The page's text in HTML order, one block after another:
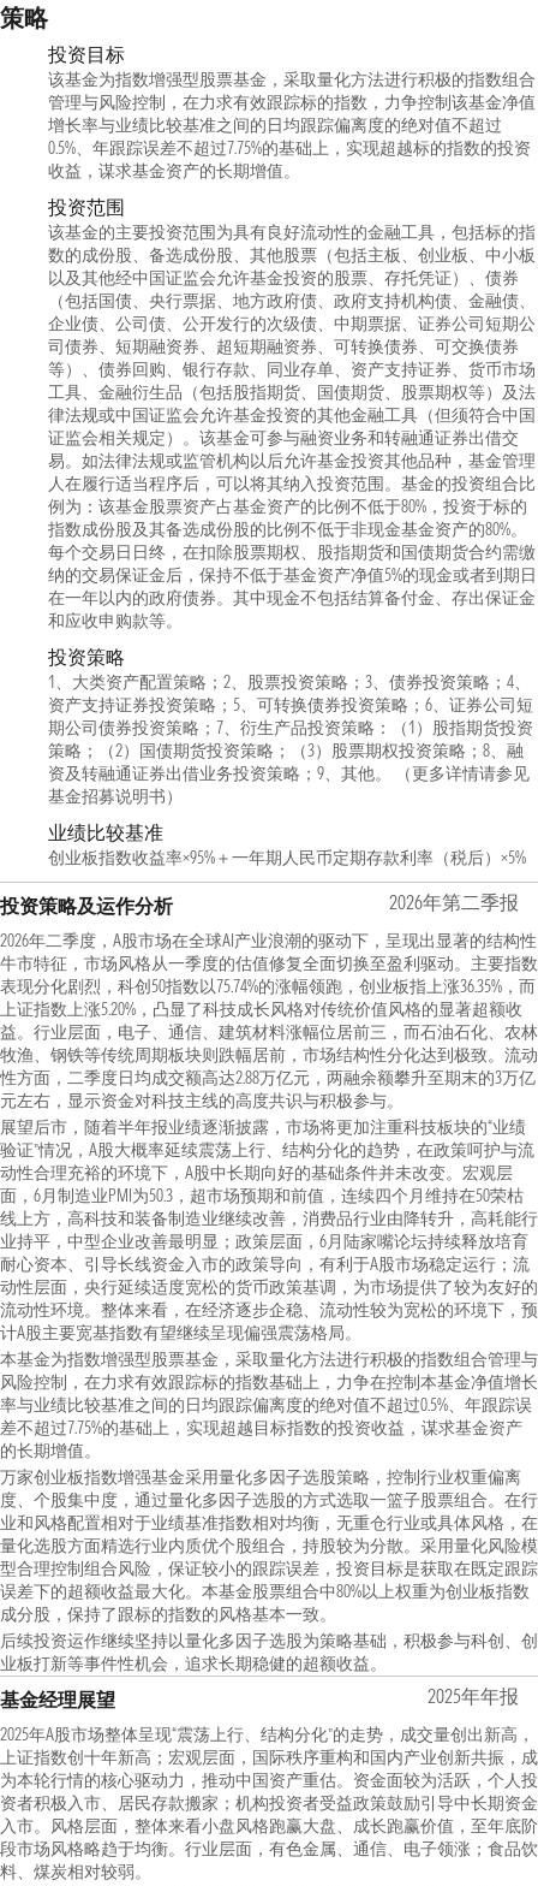
策略
投资目标
该基金为指数增强型股票基金，采取量化方法进行积极的指数组合
管理与风险控制，在力求有效跟踪标的指数，力争控制该基金净值
增长率与业绩比较基准之间的日均跟踪偏离度的绝对值不超过
0.5%、年跟踪误差不超过7.75%的基础上，实现超越标的指数的投资
收益，谋求基金资产的长期增值。
投资范围
该基金的主要投资范围为具有良好流动性的金融工具，包括标的指
数的成份股、备选成份股、其他股票（包括主板、创业板、中小板
以及其他经中国证监会允许基金投资的股票、存托凭证）、债券
（包括国债、央行票据、地方政府债、政府支持机构债、金融债、
企业债、公司债、公开发行的次级债、中期票据、证券公司短期公
司债券、短期融资券、超短期融资券、可转换债券、可交换债券
等）、债券回购、银行存款、同业存单、资产支持证券、货币市场
工具、金融衍生品（包括股指期货、国债期货、股票期权等）及法
律法规或中国证监会允许基金投资的其他金融工具（但须符合中国
证监会相关规定）。该基金可参与融资业务和转融通证券出借交
易。如法律法规或监管机构以后允许基金投资其他品种，基金管理
人在履行适当程序后，可以将其纳入投资范围。基金的投资组合比
例为：该基金股票资产占基金资产的比例不低于80%，投资于标的
指数成份股及其备选成份股的比例不低于非现金基金资产的80%。
每个交易日日终，在扣除股票期权、股指期货和国债期货合约需缴
纳的交易保证金后，保持不低于基金资产净值5%的现金或者到期日
在一年以内的政府债券。其中现金不包括结算备付金、存出保证金
和应收申购款等。
投资策略
1、大类资产配置策略；2、股票投资策略；3、债券投资策略；4、
资产支持证券投资策略；5、可转换债券投资策略；6、证券公司短
期公司债券投资策略；7、衍生产品投资策略：（1）股指期货投资
策略；（2）国债期货投资策略；（3）股票期权投资策略；8、融
资及转融通证券出借业务投资策略；9、其他。 （更多详情请参见
基金招募说明书）
业绩比较基准
创业板指数收益率×95%＋一年期人民币定期存款利率（税后）×5%
投资策略及运作分析 2026年第二季报
2026年二季度，A股市场在全球AI产业浪潮的驱动下，呈现出显著的结构性
牛市特征，市场风格从一季度的估值修复全面切换至盈利驱动。主要指数
表现分化剧烈，科创50指数以75.74%的涨幅领跑，创业板指上涨36.35%，而
上证指数上涨5.20%，凸显了科技成长风格对传统价值风格的显著超额收
益。行业层面，电子、通信、建筑材料涨幅位居前三，而石油石化、农林
牧渔、钢铁等传统周期板块则跌幅居前，市场结构性分化达到极致。流动
性方面，二季度日均成交额高达2.88万亿元，两融余额攀升至期末的3万亿
元左右，显示资金对科技主线的高度共识与积极参与。
展望后市，随着半年报业绩逐渐披露，市场将更加注重科技板块的“业绩
验证”情况，A股大概率延续震荡上行、结构分化的趋势，在政策呵护与流
动性合理充裕的环境下，A股中长期向好的基础条件并未改变。宏观层
面，6月制造业PMI为50.3，超市场预期和前值，连续四个月维持在50荣枯
线上方，高科技和装备制造业继续改善，消费品行业由降转升，高耗能行
业持平，中型企业改善最明显；政策层面，6月陆家嘴论坛持续释放培育
耐心资本、引导长线资金入市的政策导向，有利于A股市场稳定运行；流
动性层面，央行延续适度宽松的货币政策基调，为市场提供了较为友好的
流动性环境。整体来看，在经济逐步企稳、流动性较为宽松的环境下，预
计A股主要宽基指数有望继续呈现偏强震荡格局。
本基金为指数增强型股票基金，采取量化方法进行积极的指数组合管理与
风险控制，在力求有效跟踪标的指数基础上，力争在控制本基金净值增长
率与业绩比较基准之间的日均跟踪偏离度的绝对值不超过0.5%、年跟踪误
差不超过7.75%的基础上，实现超越目标指数的投资收益，谋求基金资产
的长期增值。
万家创业板指数增强基金采用量化多因子选股策略，控制行业权重偏离
度、个股集中度，通过量化多因子选股的方式选取一篮子股票组合。在行
业和风格配置相对于业绩基准指数相对均衡，无重仓行业或具体风格，在
量化选股方面精选行业内质优个股组合，持股较为分散。采用量化风险模
型合理控制组合风险，保证较小的跟踪误差，投资目标是获取在既定跟踪
误差下的超额收益最大化。本基金股票组合中80%以上权重为创业板指数
成分股，保持了跟标的指数的风格基本一致。
后续投资运作继续坚持以量化多因子选股为策略基础，积极参与科创、创
业板打新等事件性机会，追求长期稳健的超额收益。
基金经理展望 2025年年报
2025年A股市场整体呈现“震荡上行、结构分化”的走势，成交量创出新高，
上证指数创十年新高；宏观层面，国际秩序重构和国内产业创新共振，成
为本轮行情的核心驱动力，推动中国资产重估。资金面较为活跃，个人投
资者积极入市、居民存款搬家；机构投资者受益政策鼓励引导中长期资金
入市。风格层面，整体来看小盘风格跑赢大盘、成长跑赢价值，至年底阶
段市场风格略趋于均衡。行业层面，有色金属、通信、电子领涨；食品饮
料、煤炭相对较弱。